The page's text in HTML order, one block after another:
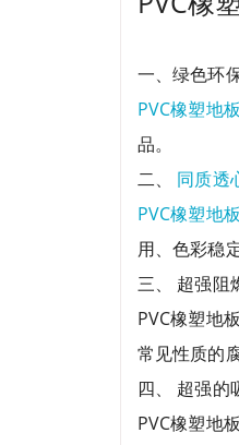
一、绿色环
PVC橡塑地板
品。
二、 同质透
PVC橡塑地板
用、色彩稳定
三、 超强阻
PVC橡塑地
常见性质的腐
四、 超强的
PVC橡塑地